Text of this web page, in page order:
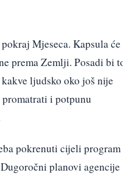
Mjeseca. Kapsula će
prema Zemlji. Posadi bi
ljudsko oko još nije
i potpunu
pokrenuti cijeli program
planovi agencije